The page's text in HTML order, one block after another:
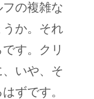
の複雑な
か。それ
す。クリ
いや、そ
ずです。